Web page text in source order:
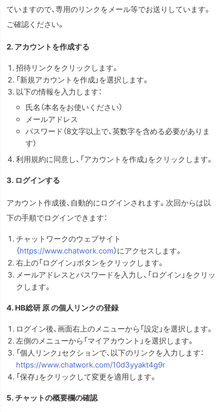
ていますので、専用のリンクをメール等でお送りしています。
ご確認ください。
2. アカウントを作成する
招待リンクをクリックします。
「新規アカウントを作成」を選択します。
以下の情報を入力します：
氏名（本名をお使いください）
メールアドレス
パスワード（8文字以上で、英数字を含める必要がありま
す）
利用規約に同意し、「アカウントを作成」をクリックします。
3. ログインする
アカウント作成後、自動的にログインされます。次回からは以
下の手順でログインできます：
チャットワークのウェブサイト
（https://www.chatwork.com）にアクセスします。
右上の「ログイン」ボタンをクリックします。
メールアドレスとパスワードを入力し、「ログイン」をクリッ
クします。
4. HB総研 原 の個人リンクの登録
ログイン後、画面右上のメニューから「設定」を選択します。
左側のメニューから「マイアカウント」を選択します。
「個人リンク」セクションで、以下のリンクを入力します：
https://www.chatwork.com/10d3yyakt4g9r
「保存」をクリックして変更を適用します。
5. チャットの概要欄の確認